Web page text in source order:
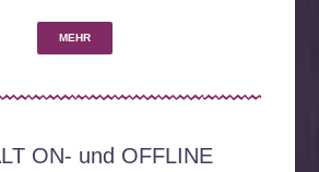
MEHR
ON- und OFFLINE